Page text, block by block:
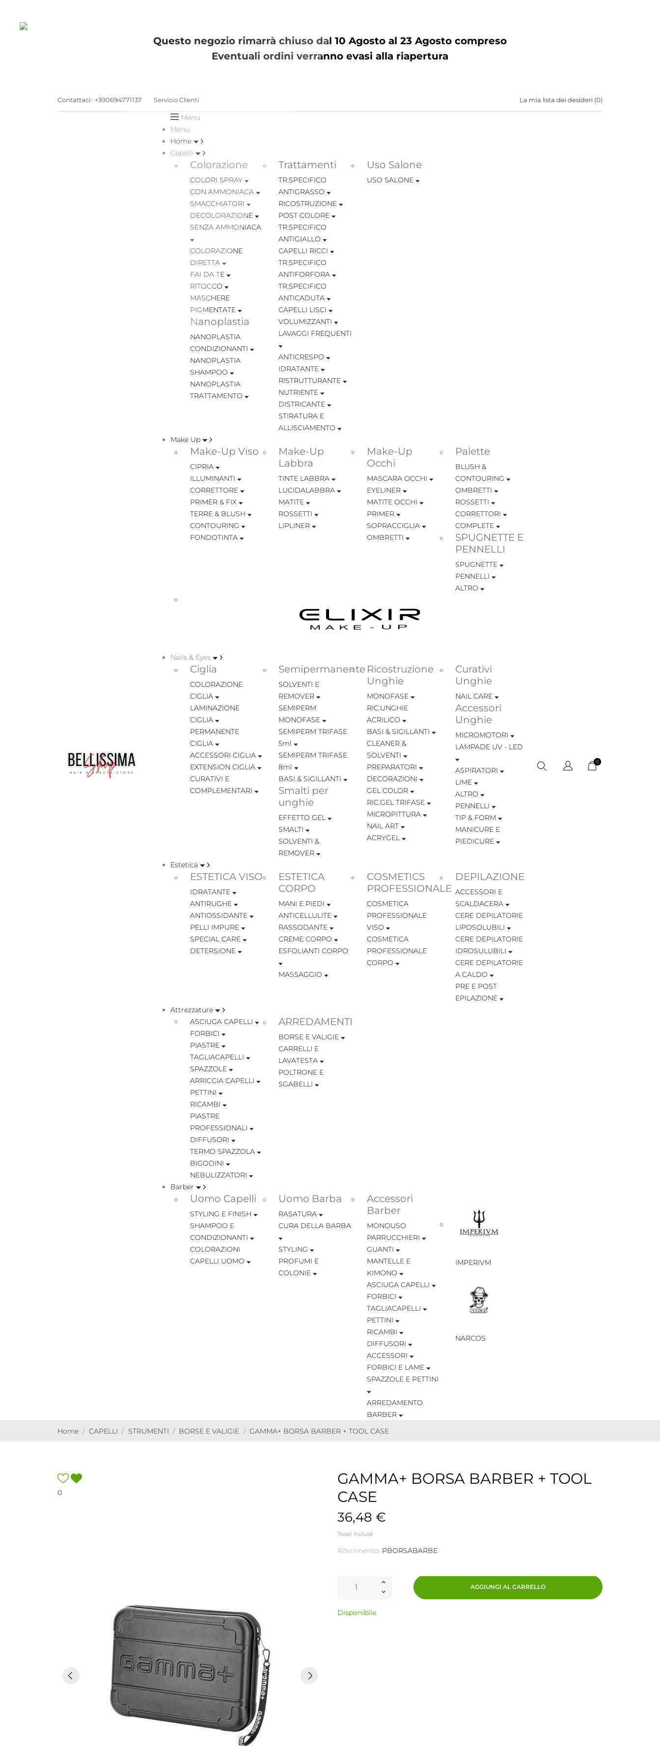
Questo negozio rimarrà chiuso dal 10 Agosto al 23 Agosto compreso
Eventuali ordini verranno evasi alla riapertura
Contattaci: +390694771137 Servizio Clienti La mia lista dei desideri (0)
Menu
Menu
Home
Capelli
Colorazione
COLORI SPRAY
CON AMMONIACA
SMACCHIATORI
DECOLORAZIONE
SENZA AMMONIACA
COLORAZIONE
DIRETTA
FAI DA TE
RITOCCO
MASCHERE
PIGMENTATE
Nanoplastia
NANOPLASTIA
CONDIZIONANTI
NANOPLASTIA
SHAMPOO
NANOPLASTIA
TRATTAMENTO
Trattamenti
TR.SPECIFICO
ANTIGRASSO
RICOSTRUZIONE
POST COLORE
TR.SPECIFICO
ANTIGIALLO
CAPELLI RICCI
TR.SPECIFICO
ANTIFORFORA
TR.SPECIFICO
ANTICADUTA
CAPELLI LISCI
VOLUMIZZANTI
LAVAGGI FREQUENTI
ANTICRESPO
IDRATANTE
RISTRUTTURANTE
NUTRIENTE
DISTRICANTE
STIRATURA E
ALLISCIAMENTO
Uso Salone
USO SALONE
Make Up
Make-Up Viso
CIPRIA
ILLUMINANTI
CORRETTORE
PRIMER & FIX
TERRE & BLUSH
CONTOURING
FONDOTINTA
Make-Up
Labbra
TINTE LABBRA
LUCIDALABBRA
MATITE
ROSSETTI
LIPLINER
Make-Up
Occhi
MASCARA OCCHI
EYELINER
MATITE OCCHI
PRIMER
SOPRACCIGLIA
OMBRETTI
Palette
BLUSH &
CONTOURING
OMBRETTI
ROSSETTI
CORRETTORI
COMPLETE
SPUGNETTE E
PENNELLI
SPUGNETTE
PENNELLI
ALTRO
Nails & Eyes
Ciglia
COLORAZIONE
CIGLIA
LAMINAZIONE
CIGLIA
PERMANENTE
CIGLIA
ACCESSORI CIGLIA
EXTENSION CIGLIA
CURATIVI E
COMPLEMENTARI
Semipermanente
SOLVENTI E
REMOVER
SEMIPERM
MONOFASE
SEMIPERM TRIFASE
5ml
SEMIPERM TRIFASE
8ml
BASI & SIGILLANTI
Smalti per
unghie
EFFETTO GEL
SMALTI
SOLVENTI &
REMOVER
Ricostruzione
Unghie
MONOFASE
RIC.UNGHIE
ACRILICO
BASI & SIGILLANTI
CLEANER &
SOLVENTI
PREPARATORI
DECORAZIONI
GEL COLOR
RIC.GEL TRIFASE
MICROPITTURA
NAIL ART
ACRYGEL
Curativi
Unghie
NAIL CARE
Accessori
Unghie
MICROMOTORI
LAMPADE UV - LED
ASPIRATORI
LIME
ALTRO
PENNELLI
TIP & FORM
MANICURE E
PIEDICURE
Estetica
ESTETICA VISO
IDRATANTE
ANTIRUGHE
ANTIOSSIDANTE
PELLI IMPURE
SPECIAL CARE
DETERSIONE
ESTETICA
CORPO
MANI E PIEDI
ANTICELLULITE
RASSODANTE
CREME CORPO
ESFOLIANTI CORPO
MASSAGGIO
COSMETICS
PROFESSIONALE
COSMETICA
PROFESSIONALE
VISO
COSMETICA
PROFESSIONALE
CORPO
DEPILAZIONE
ACCESSORI E
SCALDACERA
CERE DEPILATORIE
LIPOSOLUBILI
CERE DEPILATORIE
IDROSULUBILI
CERE DEPILATORIE
A CALDO
PRE E POST
EPILAZIONE
Attrezzature
ASCIUGA CAPELLI
FORBICI
PIASTRE
TAGLIACAPELLI
SPAZZOLE
ARRICCIA CAPELLI
PETTINI
RICAMBI
PIASTRE
PROFESSIONALI
DIFFUSORI
TERMO SPAZZOLA
BIGODINI
NEBULIZZATORI
ARREDAMENTI
BORSE E VALIGIE
CARRELLI E
LAVATESTA
POLTRONE E
SGABELLI
Barber
Uomo Capelli
STYLING E FINISH
SHAMPOO E
CONDIZIONANTI
COLORAZIONI
CAPELLI UOMO
Uomo Barba
RASATURA
CURA DELLA BARBA
STYLING
PROFUMI E
COLONIE
Accessori
Barber
MONOUSO
PARRUCCHIERI
GUANTI
MANTELLE E
KIMONO
ASCIUGA CAPELLI
FORBICI
TAGLIACAPELLI
PETTINI
RICAMBI
DIFFUSORI
ACCESSORI
FORBICI E LAME
SPAZZOLE E PETTINI
ARREDAMENTO
BARBER
IMPERIVM
NARCOS
0
Home CAPELLI STRUMENTI BORSE E VALIGIE GAMMA+ BORSA BARBER + TOOL CASE
0
GAMMA+ BORSA BARBER + TOOL
CASE
36,48 €
Tasse incluse
Riferimento: PBORSABARBE
AGGIUNGI AL CARRELLO
Disponibile